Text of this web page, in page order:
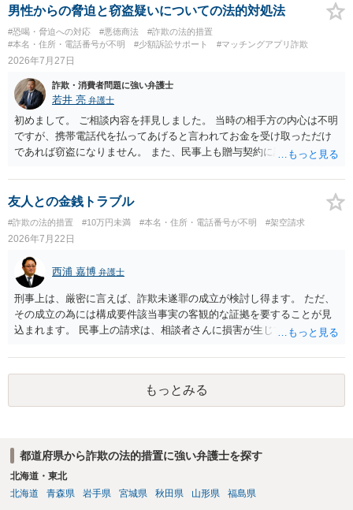
男性からの脅迫と窃盗疑いについての法的対処法
#恐喝・脅迫への対応 #悪徳商法
#詐欺の法的措置
#本名・住所・電話番号が不明
#少額訴訟サポート #マッチングアプリ詐欺
2026年7月27日
詐欺・消費者問題に強い弁護士
若井 亮 弁護士
初めまして。 ご相談内容を拝見しました。 当時の相手方の内心は不明
ですが、携帯電話代を払ってあげると言われてお金を受け取っただけ
であれば窃盗になりません。 また、民事上も贈与契約に該当すると思
ず、可能であればブロックをするようにしてください。 ご不安であれ
ば、最寄りの警察署に相談をしても良いかもしれません。 以上、ご参
友人との金銭トラブル
#詐欺の法的措置 #10万円未満 #本名・住所・電話番号が不明 #架空請求
2026年7月22日
西浦 嘉博 弁護士
刑事上は、厳密に言えば、詐欺未遂罪の成立が検討し得ます。 ただ、
その成立の為には構成要件該当事実の客観的な証拠を要することが見
込まれます。 民事上の請求は、相談者さんに損害が生じていない以
い場合、最寄りの法律事務所での相談を検討ください。 上記、ご参考
ください。
もっとみる
都道府県から詐欺の法的措置に強い弁護士を探す
北海道・東北
北海道
青森県 岩手県 宮城県 秋田県 山形県 福島県